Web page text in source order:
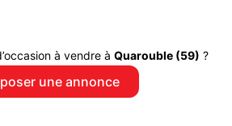
à vendre à Quarouble (59) ?
une annonce